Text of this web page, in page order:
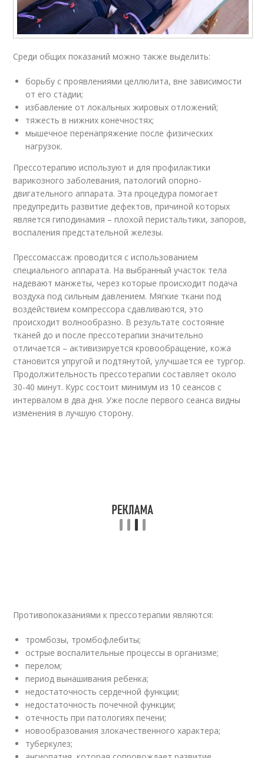
Среди общих показаний можно также выделить:
борьбу с проявлениями целлюлита, вне зависимости
от его стадии;
избавление от локальных жировых отложений;
тяжесть в нижних конечностях;
мышечное перенапряжение после физических
нагрузок.
Прессотерапию используют и для профилактики
варикозного заболевания, патологий опорно-
двигательного аппарата. Эта процедура помогает
предупредить развитие дефектов, причиной которых
является гиподинамия – плохой перистальтики, запоров,
воспаления предстательной железы.
Прессомассаж проводится с использованием
специального аппарата. На выбранный участок тела
надевают манжеты, через которые происходит подача
воздуха под сильным давлением. Мягкие ткани под
воздействием компрессора сдавливаются, это
происходит волнообразно. В результате состояние
тканей до и после прессотерапии значительно
отличается – активизируется кровообращение, кожа
становится упругой и подтянутой, улучшается ее тургор.
Продолжительность прессотерапии составляет около
30-40 минут. Курс состоит минимум из 10 сеансов с
интервалом в два дня. Уже после первого сеанса видны
изменения в лучшую сторону.
Противопоказаниями к прессотерапии являются:
тромбозы, тромбофлебиты;
острые воспалительные процессы в организме;
перелом;
период вынашивания ребенка;
недостаточность сердечной функции;
недостаточность почечной функции;
отечность при патологиях печени;
новообразования злокачественного характера;
туберкулез;